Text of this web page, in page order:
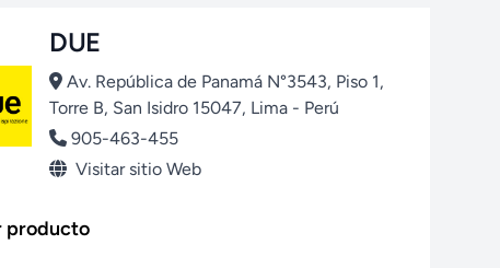
DUE
Av. República de Panamá N°3543, Piso 1,
Torre B, San Isidro 15047, Lima - Perú
905-463-455
Visitar sitio Web
producto